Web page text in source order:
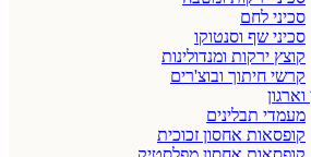
סכיני לחם
סכיני שף וסנטוקו
קוצץ ירקות ומנדולינות
קרשי חיתוך ובוצ'רים
מעמדי תבלינים
קופסאות אחסון זכוכית